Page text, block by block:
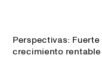
Perspectivas:
crecimiento rentable